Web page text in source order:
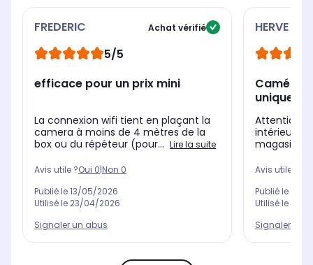
FREDERIC Achat vérifié
5/5
efficace pour un prix mini
La connexion wifi tient en plaçant la
camera à moins de 4 mètres de la
box ou du répéteur (pour... Lire la suite
Avis utile ?Oui 0|Non 0
Publié le13/05/2026
Utilisé le 23/04/2026
Signaler un abus
HERVE
Caméra
Attention
intérieur et
magasin
Avis utile ?
Publié le
Utilisé le
Signaler un